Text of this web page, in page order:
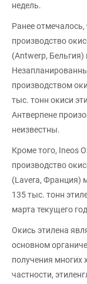
недель.
Ранее
производство
(Antwerp, Бельгия)
производством
тыс. тонн окиси
Антверпене
неизвестны.
Кроме того, Ineos
производство
(Lavera, Франция)
135 тыс. тонн
марта текущего
Окись этилена
основном
получения многих
частности,